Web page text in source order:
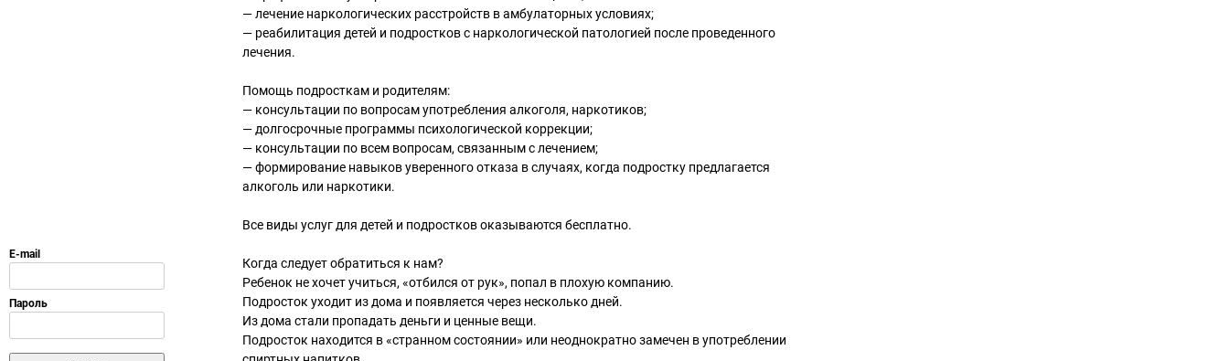
— лечение наркологических расстройств в амбулаторных условиях;
— реабилитация детей и подростков с наркологической патологией после проведенного
лечения.
Помощь подросткам и родителям:
— консультации по вопросам употребления алкоголя, наркотиков;
— долгосрочные программы психологической коррекции;
— консультации по всем вопросам, связанным с лечением;
— формирование навыков уверенного отказа в случаях, когда подростку предлагается
алкоголь или наркотики.
Все виды услуг для детей и подростков оказываются бесплатно.
Когда следует обратиться к нам?
Ребенок не хочет учиться, «отбился от рук», попал в плохую компанию.
Подросток уходит из дома и появляется через несколько дней.
Из дома стали пропадать деньги и ценные вещи.
Подросток находится в «странном состоянии» или неоднократно замечен в употреблении